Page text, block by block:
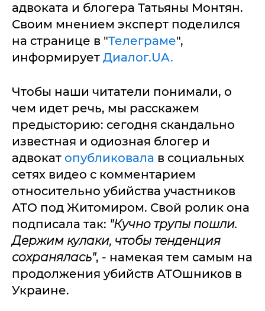
адвоката и блогера Татьяны Монтян.
Своим мнением эксперт поделился
на странице в "Телеграме",
информирует Диалог.UA.
Чтобы наши читатели понимали, о
чем идет речь, мы расскажем
предысторию: сегодня скандально
известная и одиозная блогер и
адвокат опубликовала в социальных
сетях видео с комментарием
относительно убийства участников
АТО под Житомиром. Свой ролик она
подписала так: "Кучно трупы пошли.
Держим кулаки, чтобы тенденция
сохранялась", - намекая тем самым на
продолжения убийств АТОшников в
Украине.